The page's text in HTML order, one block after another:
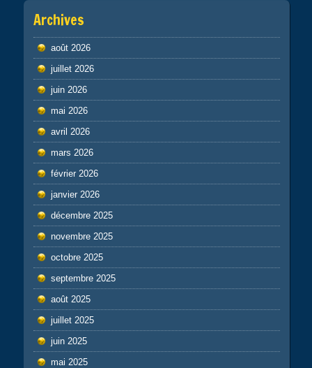
Archives
août 2026
juillet 2026
juin 2026
mai 2026
avril 2026
mars 2026
février 2026
janvier 2026
décembre 2025
novembre 2025
octobre 2025
septembre 2025
août 2025
juillet 2025
juin 2025
mai 2025